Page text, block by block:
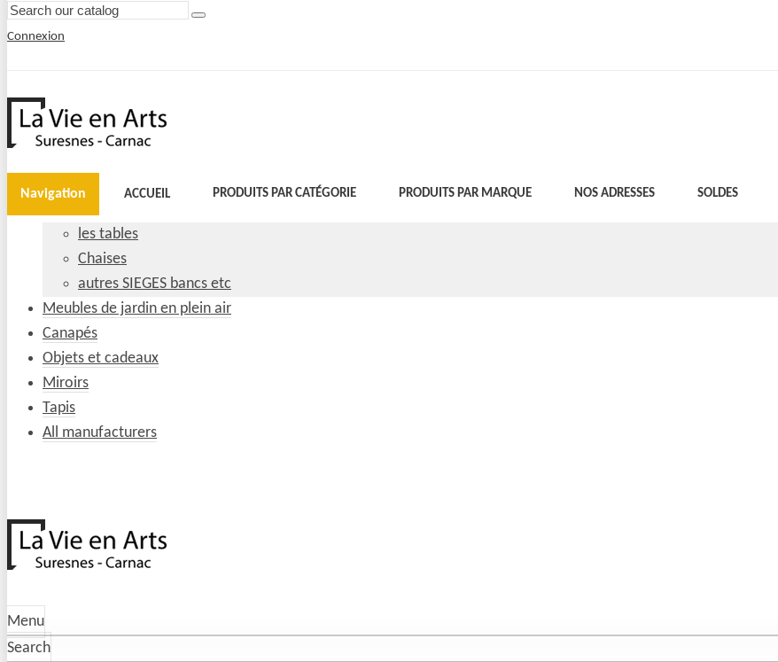
Connexion
Navigation ACCUEIL PRODUITS PAR CATÉGORIE PRODUITS PAR MARQUE NOS ADRESSES SOLDES
les tables
Chaises
autres SIEGES bancs etc
Meubles de jardin en plein air
Canapés
Objets et cadeaux
Miroirs
Tapis
All manufacturers
Menu
Search